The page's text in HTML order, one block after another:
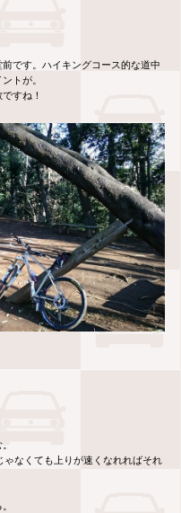
です。ハイキングコース的な道中
トが。
すね！
ゃなくても上りが速くなれればそれ